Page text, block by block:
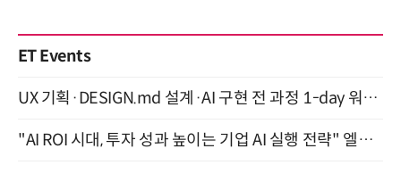
ET Events
UX 기획·DESIGN.md 설계·AI 구현 전 과정 1-day 워크숍 with Claude Code·Codex 9월 15일 개최
"AI ROI 시대, 투자 성과 높이는 기업 AI 실행 전략" 엘타워 6층 (9월 18일)